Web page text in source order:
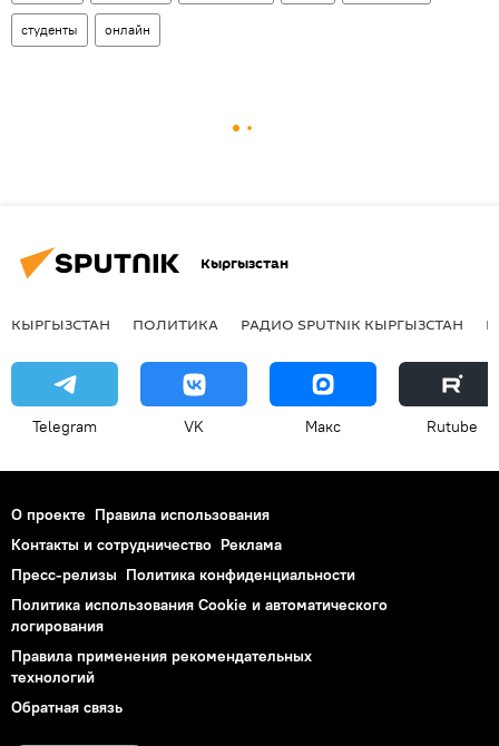
студенты онлайн
Кыргызстан
КЫРГЫЗСТАН ПОЛИТИКА РАДИО SPUTNIK КЫРГЫЗСТАН
Telegram VK Макс Rutube
О проекте Правила использования
Контакты и сотрудничество Реклама
Пресс-релизы Политика конфиденциальности
Политика использования Cookie и автоматического
логирования
Правила применения рекомендательных
технологий
Обратная связь